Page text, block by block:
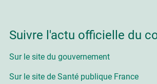
Suivre l'actu officielle du
Sur le site du gouvernement
Sur le site de Santé publique France